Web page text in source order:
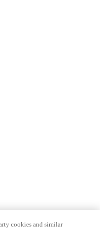
cookies and similar